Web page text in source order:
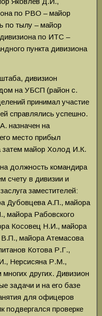
по РВО – майор
по тылу – майор
по ИТС –
пункта дивизиона
дивизион
на УБСП (район с.
принимал участие
справлялись успешно.
назначен на
место прибыл
затем майор Холод И.К.
должность командира
счету в дивизии и
заместителей:
Дубовцева А.П., майора
майора Рабовского
Косовец Н.И., майора
майора Атемасова
Котова Р.Г.,
Нерсисяна Р.М.,
других. Дивизион
задачи и на его базе
для офицеров
подвергался проверке